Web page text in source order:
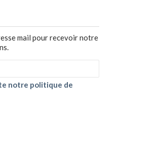
mail pour recevoir notre
notre politique de